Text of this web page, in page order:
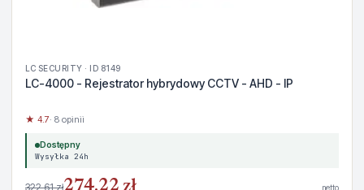
LC SECURITY · ID 8149
LC-4000 - Rejestrator hybrydowy CCTV - AHD - IP
★ 4.7· 8 opinii
Dostępny
Wysyłka 24h
322,61 zł netto